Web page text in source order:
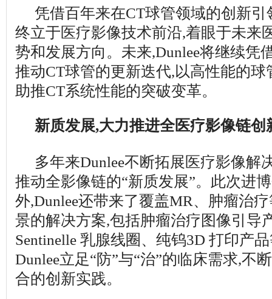
凭借百年来在CT球管领域的创新引
终立于医疗影像技术前沿,着眼于未来
势和发展方向。未来,Dunlee将继续凭
推动CT球管的更新迭代,以高性能的
助推CT系统性能的突破变革。
新质发展,大力推进全医疗影像链创
多年来Dunlee不断拓展医疗影像解
推动全影像链的“新质发展”。此次进
外,Dunlee还带来了覆盖MR、肿瘤治
景的解决方案,包括肿瘤治疗图像引导
Sentinelle 乳腺线圈、纯钨3D 打印产
Dunlee立足“防”与“治”的临床需求,不
合的创新实践。